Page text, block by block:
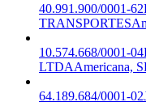
40.991.900/0001-62
TRANSPORTES
10.574.668/0001-04
LTDAAmericana,
64.189.684/0001-02